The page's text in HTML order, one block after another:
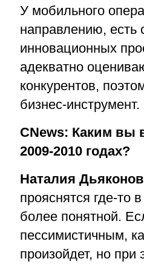
У мобильного
направлению, есть
инновационных
адекватно
конкурентов,
бизнес-инструмент.
CNews: Каким вы
2009-2010 годах?
Наталия
прояснятся где-то
более понятной.
пессимистичным,
произойдет, но при